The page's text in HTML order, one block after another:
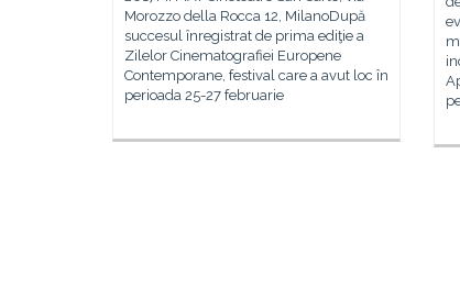
Morozzo della Rocca 12, MilanoDupă
succesul înregistrat de prima ediţie a
Zilelor Cinematografiei Europene
Contemporane, festival care a avut loc în
perioada 25-27 februarie